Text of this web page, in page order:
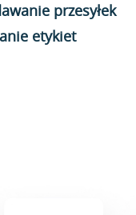
przesyłek
etykiet